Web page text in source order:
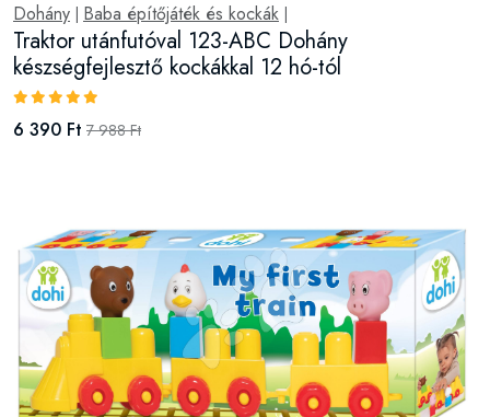
Dohány Baba építőjáték és kockák
Traktor utánfutóval 123-ABC Dohány
készségfejlesztő kockákkal 12 hó-tól
6 390 Ft 7 988 Ft